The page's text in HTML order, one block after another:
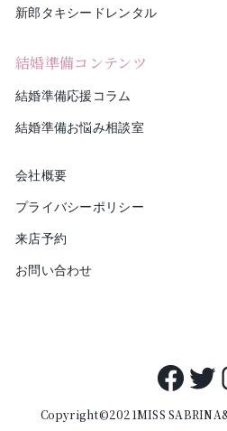
新郎タキシードレンタル
結婚準備コンテンツ
結婚準備応援コラム
結婚準備お悩み相談室
会社概要
プライバシーポリシー
来店予約
お問い合わせ
Copyright©2021MISS